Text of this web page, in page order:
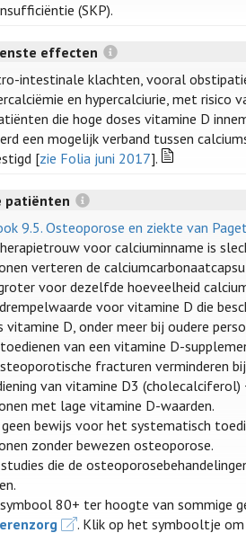
(SKP).
effecten
intestinale klachten, vooral
en hypercalciurie, met risico
die hoge doses vitamine D
een mogelijk verband tussen
[zie Folia juni 2017].
patiënten
9.5. Osteoporose en ziekte van
voor calciuminname is
verteren de
voor dezelfde hoeveelheid
voor vitamine D die
vitamine D, onder meer bij oudere
van een vitamine D-
fracturen verminderen
van vitamine D3
met lage vitamine D-waarden.
geen bewijs voor het systematisch
zonder bewezen osteoporose.
die de
80+ ter hoogte van sommige
. Klik op het symbooltje